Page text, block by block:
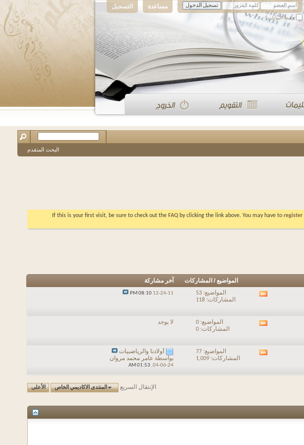
التسجيل مساعدة
حفظ البيانات؟
البحث المتقدم
If this is your first visit, be sure to check out the FAQ by clicking the link above. You may have to register
المواضيع / المشاركات آخر مشاركة
المواضيع: 53
المشاركات: 118
12-24-11
08:10 PM
المواضيع: 0
المشاركات: 0
لا يوجد
المواضيع: 77
المشاركات: 1,009
أولادنا والرياضبيات
بواسطة عامر محمد مروان
04-06-24,
01:53 AM
الإنتقال السريع المنتدى الاكاديمي الخاص الأعلى